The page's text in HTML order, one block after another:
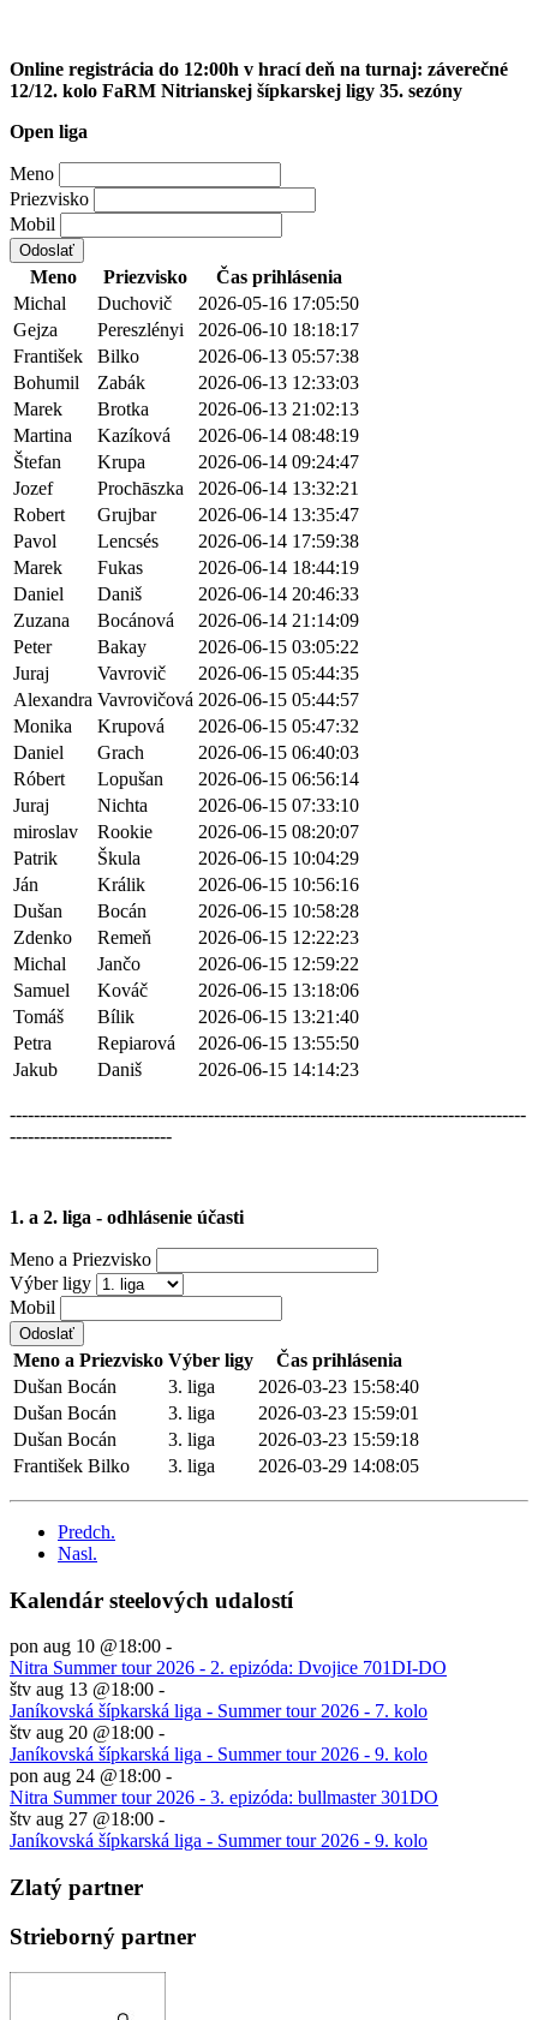
Online registrácia do 12:00h v hrací deň na turnaj: záverečné
12/12. kolo FaRM Nitrianskej šípkarskej ligy 35. sezóny
Open liga
Meno
Priezvisko
Mobil
Odoslať
Meno Priezvisko
Čas prihlásenia
Michal
Duchovič
2026-05-16 17:05:50
Gejza
Pereszlényi
2026-06-10 18:18:17
František
Bilko
2026-06-13 05:57:38
Bohumil
Zabák
2026-06-13 12:33:03
Marek
Brotka
2026-06-13 21:02:13
Martina
Kazíková
2026-06-14 08:48:19
Štefan
Krupa
2026-06-14 09:24:47
Jozef
Prochāszka
2026-06-14 13:32:21
Robert
Grujbar
2026-06-14 13:35:47
Pavol
Lencsés
2026-06-14 17:59:38
Marek
Fukas
2026-06-14 18:44:19
Daniel
Daniš
2026-06-14 20:46:33
Zuzana
Bocánová
2026-06-14 21:14:09
Peter
Bakay
2026-06-15 03:05:22
Juraj
Vavrovič
2026-06-15 05:44:35
Alexandra Vavrovičová 2026-06-15 05:44:57
Monika
Krupová
2026-06-15 05:47:32
Daniel
Grach
2026-06-15 06:40:03
Róbert
Lopušan
2026-06-15 06:56:14
Juraj
Nichta
2026-06-15 07:33:10
miroslav
Rookie
2026-06-15 08:20:07
Patrik
Škula
2026-06-15 10:04:29
Ján
Králik
2026-06-15 10:56:16
Dušan
Bocán
2026-06-15 10:58:28
Zdenko
Remeň
2026-06-15 12:22:23
Michal
Jančo
2026-06-15 12:59:22
Samuel
Kováč
2026-06-15 13:18:06
Tomáš
Bílik
2026-06-15 13:21:40
Petra
Repiarová
2026-06-15 13:55:50
Jakub
Daniš 2026-06-15 14:14:23
--------------------------------------------------------------------------------------
---------------------------
1. a 2. liga - odhlásenie účasti
Meno a Priezvisko
Výber ligy
Mobil
Odoslať
Meno a Priezvisko Výber ligy
Čas prihlásenia
Dušan Bocán
3. liga
2026-03-23 15:58:40
Dušan Bocán
3. liga
2026-03-23 15:59:01
Dušan Bocán
3. liga
2026-03-23 15:59:18
František Bilko
3. liga 2026-03-29 14:08:05
Predch.
Nasl.
Kalendár steelových udalostí
pon aug 10 @18:00 -
Nitra Summer tour 2026 - 2. epizóda: Dvojice 701DI-DO
štv aug 13 @18:00 -
Janíkovská šípkarská liga - Summer tour 2026 - 7. kolo
štv aug 20 @18:00 -
Janíkovská šípkarská liga - Summer tour 2026 - 9. kolo
pon aug 24 @18:00 -
Nitra Summer tour 2026 - 3. epizóda: bullmaster 301DO
štv aug 27 @18:00 -
Janíkovská šípkarská liga - Summer tour 2026 - 9. kolo
Zlatý partner
Strieborný partner